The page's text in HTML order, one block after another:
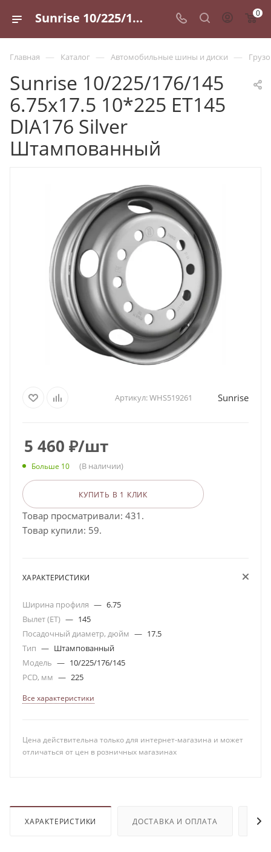
Sunrise 10/225/176/145 6.75x17.5 10*225 ET145 DIA176 Silver Штампованный - купить в Санкт-Петербурге по выгодной цене 0
Главная — Каталог — Автомобильные шины и диски —
Sunrise 10/225/176/145
6.75x17.5 10*225 ET145
DIA176 Silver
Штампованный
Артикул:WHS519261 Sunrise
5 460 ₽/шт
Больше 10 (В наличии)
КУПИТЬ В 1 КЛИК
Товар просматривали: 431.
Товар купили: 59.
ХАРАКТЕРИСТИКИ
Ширина профиля — 6.75
Вылет (ET) — 145
Посадочный диаметр, дюйм — 17.5
Тип — Штампованный
Модель — 10/225/176/145
PCD, мм — 225
Все характеристики
Цена действительна только для интернет-магазина и может
отличаться от цен в розничных магазинах
ХАРАКТЕРИСТИКИ ДОСТАВКА И ОПЛАТА